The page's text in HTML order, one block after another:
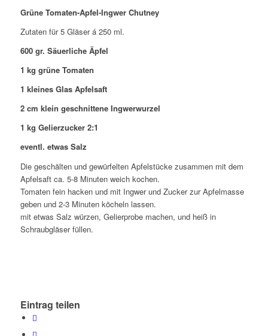
Grüne Tomaten-Apfel-Ingwer Chutney
Zutaten für 5 Gläser á 250 ml.
600 gr. Säuerliche Äpfel
1 kg grüne Tomaten
1 kleines Glas Apfelsaft
2 cm klein geschnittene Ingwerwurzel
1 kg Gelierzucker 2:1
eventl. etwas Salz
Die geschälten und gewürfelten Apfelstücke zusammen mit dem
Apfelsaft ca. 5-8 Minuten weich kochen.
Tomaten fein hacken und mit Ingwer und Zucker zur Apfelmasse
geben und 2-3 Minuten köcheln lassen.
mit etwas Salz würzen, Gelierprobe machen, und heiß in
Schraubgläser füllen.
Eintrag teilen